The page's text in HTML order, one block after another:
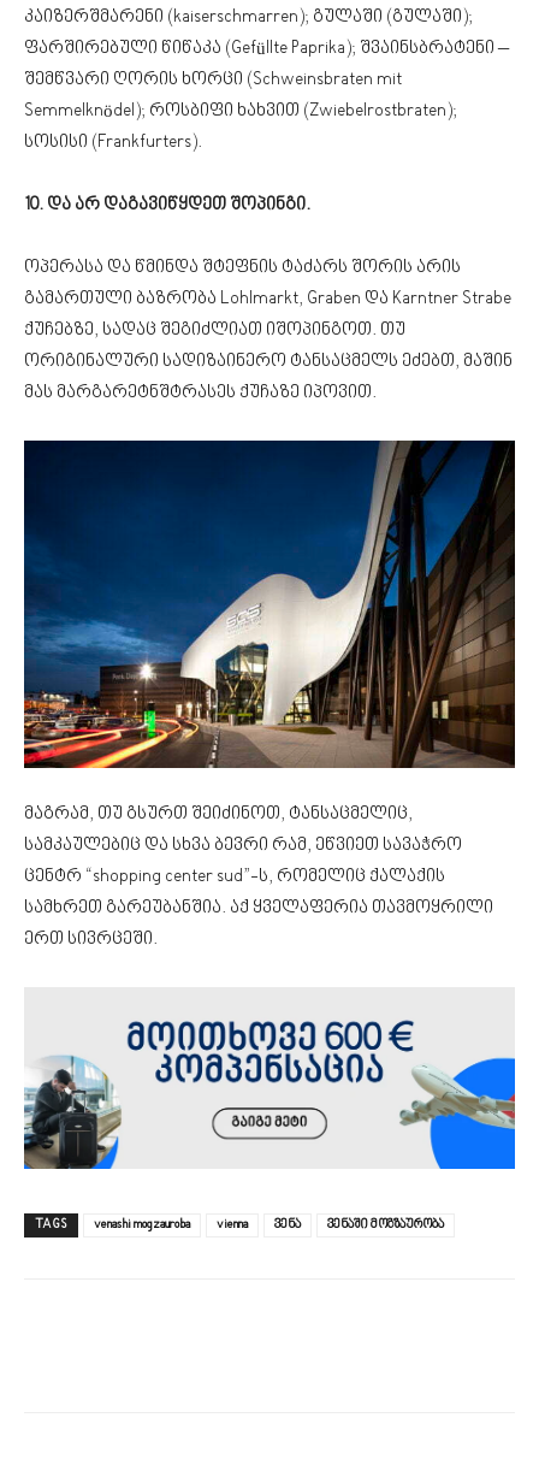
კაიზერშმარენი (kaiserschmarren); გულაში (გულაში);
ფარშირებული წიწაკა (Gefüllte Paprika); შვაინსბრატენი –
შემწვარი ღორის ხორცი (Schweinsbraten mit
Semmelknödel); როსბიფი ხახვით (Zwiebelrostbraten);
სოსისი (Frankfurters).
10. და არ დაგავიწყდეთ შოპინგი.
ოპერასა და წმინდა შტეფნის ტაძარს შორის არის
გამართული ბაზრობა Lohlmarkt, Graben და Karntner Strabe
ქუჩებზე, სადაც შეგიძლიათ იშოპინგოთ. თუ
ორიგინალური სადიზაინერო ტანსაცმელს ეძებთ, მაშინ
მას მარგარეტნშტრასეს ქუჩაზე იპოვით.
მაგრამ, თუ გსურთ შეიძინოთ, ტანსაცმელიც,
სამკაულებიც და სხვა ბევრი რამ, ეწვიეთ სავაჭრო
ცენტრ “shopping center sud”-ს, რომელიც ქალაქის
სამხრეთ გარეუბანშია. აქ ყველაფერია თავმოყრილი
ერთ სივრცეში.
TAGS venashi mogzauroba vienna ვენა ვენაში მოგზაურობა